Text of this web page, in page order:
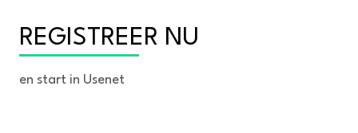
REGISTREER NU
en start in Usenet